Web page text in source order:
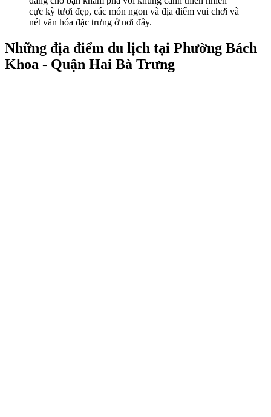
cực kỳ tươi đẹp, các món ngon và địa điểm vui chơi và
nét văn hóa đặc trưng ở nơi đây.
Những địa điểm du lịch tại Phường Bách
Khoa - Quận Hai Bà Trưng